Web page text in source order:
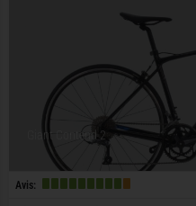
Giant Contend 2
Avis: